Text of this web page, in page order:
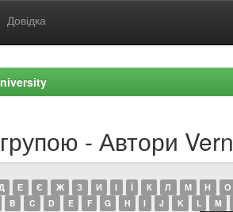
Довідка
- Автори
Е Є Ж З И І Ї К Л М Н О
B C D E F G H I J K L M